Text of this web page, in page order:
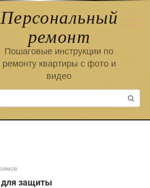
Персональный
ремонт
Пошаговые инструкции по
ремонту квартиры с фото и
видео
для защиты